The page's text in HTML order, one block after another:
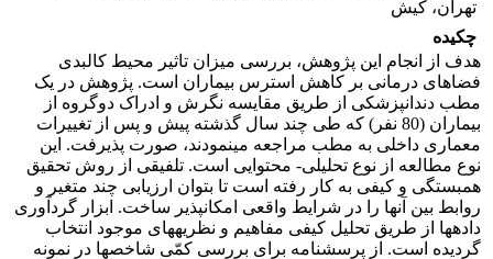
تهران، کیش
چکیده
هدف از انجام این پژوهش، بررسی میزان تاثیر محیط کالبدی
فضاهای درمانی بر کاهش استرس بیماران است. پژوهش در یک
مطب دندان­پزشکی از طریق مقایسه نگرش و ادراک دوگروه از
بیماران (80 نفر) که طی چند سال گذشته پیش و پس از تغییرات
معماری داخلی به مطب مراجعه می­نمودند، صورت پذیرفت. این
نوع مطالعه از نوع تحلیلی- محتوایی است. تلفیقی از روش تحقیق
همبستگی و کیفی به کار رفته است تا بتوان ارزیابی چند متغیر و
روابط بین آنها را در شرایط واقعی امکان­پذیر ساخت. ابزار گردآوری
داده­ها از طریق تحلیل کیفی مفاهیم و نظریه­های موجود انتخاب
گردیده است. از پرسشنامه برای بررسی کمّی شاخصها در نمونه